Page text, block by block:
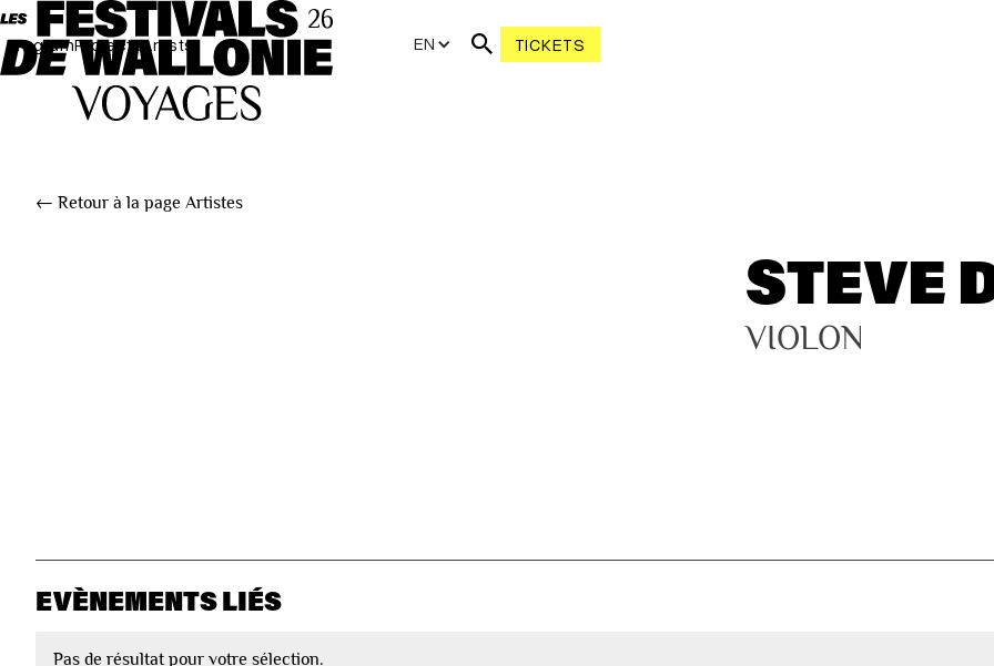
ProgramProjectsArtists EN TICKETS
← Retour à la page Artistes
STEVE
VIOLON
EVÈNEMENTS LIÉS
Pas de résultat pour votre sélection.